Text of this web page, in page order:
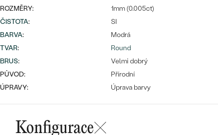
ROZMĚRY:
1mm (0.005ct)
ČISTOTA:
SI
BARVA:
Modrá
TVAR:
Round
BRUS:
Velmi dobrý
PŮVOD:
Přírodní
ÚPRAVY:
Úprava barvy
Konfigurace